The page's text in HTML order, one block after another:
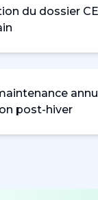
du dossier
post-hiver